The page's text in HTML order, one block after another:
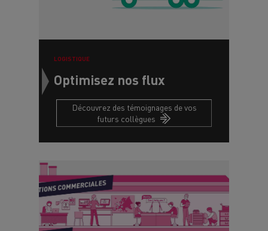
LOGISTIQUE
Optimisez nos flux
Découvrez des témoignages de vos
futurs collègues